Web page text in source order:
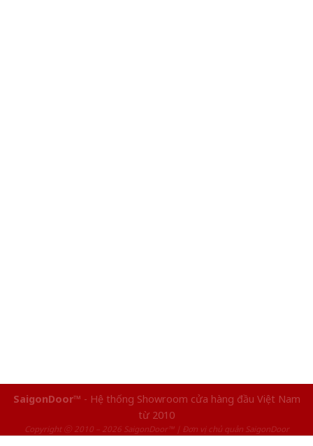
SaigonDoor™ - Hệ thống Showroom cửa hàng đầu Việt Nam
từ 2010
Copyright ⓒ 2010 – 2026 SaigonDoor™ | Đơn vị chủ quản SaigonDoor